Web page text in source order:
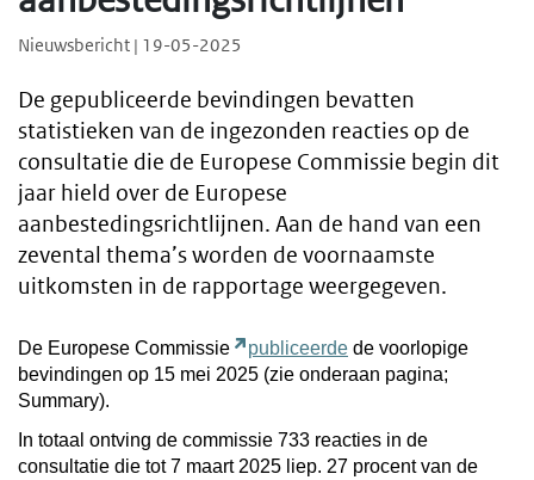
Nieuwsbericht | 19-05-2025
De gepubliceerde bevindingen bevatten
statistieken van de ingezonden reacties op de
consultatie die de Europese Commissie begin dit
jaar hield over de Europese
aanbestedingsrichtlijnen. Aan de hand van een
zevental thema’s worden de voornaamste
uitkomsten in de rapportage weergegeven.
De Europese Commissie publiceerde de voorlopige
bevindingen op 15 mei 2025 (zie onderaan pagina;
Summary).
In totaal ontving de commissie 733 reacties in de
consultatie die tot 7 maart 2025 liep. 27 procent van de